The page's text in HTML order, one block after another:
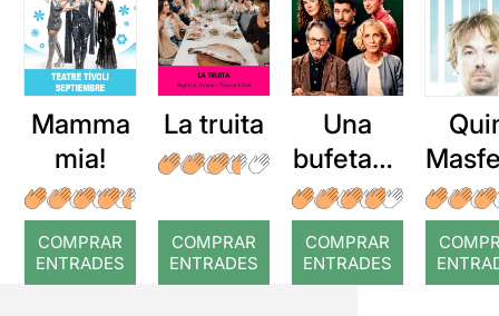
Mamma
mia!
COMPRAR
ENTRADES
La truita
COMPRAR
ENTRADES
Una
bufetada
a temps
COMPRAR
ENTRADES
r: